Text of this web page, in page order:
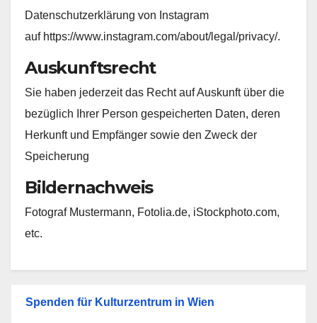
Datenschutzerklärung von Instagram
auf https://www.instagram.com/about/legal/privacy/.
Auskunftsrecht
Sie haben jederzeit das Recht auf Auskunft über die
bezüglich Ihrer Person gespeicherten Daten, deren
Herkunft und Empfänger sowie den Zweck der
Speicherung
Bildernachweis
Fotograf Mustermann, Fotolia.de, iStockphoto.com,
etc.
Spenden für Kulturzentrum in Wien